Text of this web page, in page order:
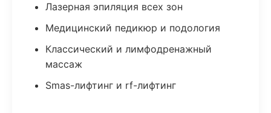
Лазерная эпиляция всех зон
Медицинский педикюр и подология
Классический и лимфодренажный
массаж
Smas-лифтинг и rf-лифтинг